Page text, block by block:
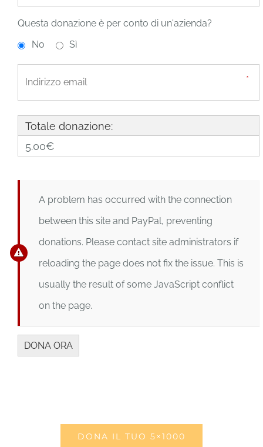
Questa donazione è per conto di un'azienda?
No
Sì
Totale donazione:
5.00€
A problem has occurred with the connection
between this site and PayPal, preventing
donations. Please contact site administrators if
reloading the page does not fix the issue. This is
usually the result of some JavaScript conflict
on the page.
DONA IL TUO 5×1000